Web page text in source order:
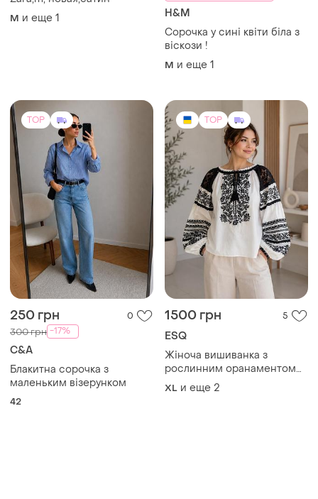
M и еще 1
H&M
Сорочка у сині квіти біла з
віскози !
M и еще 1
TOP
250 грн 0
300 грн -17%
C&A
Блакитна сорочка з
маленьким візерунком
42
TOP
1500 грн 5
ESQ
Жіноча вишиванка з
рослинним оранаментом
esq (туреччина), блуза в
етно стилі. батали
XL и еще 2